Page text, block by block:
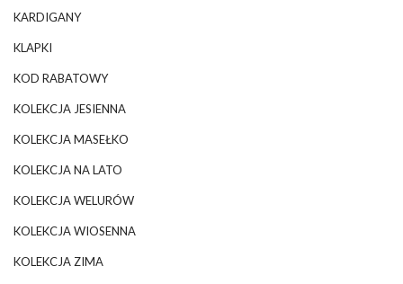
KARDIGANY
KLAPKI
KOD RABATOWY
KOLEKCJA JESIENNA
KOLEKCJA MASEŁKO
KOLEKCJA NA LATO
KOLEKCJA WELURÓW
KOLEKCJA WIOSENNA
KOLEKCJA ZIMA